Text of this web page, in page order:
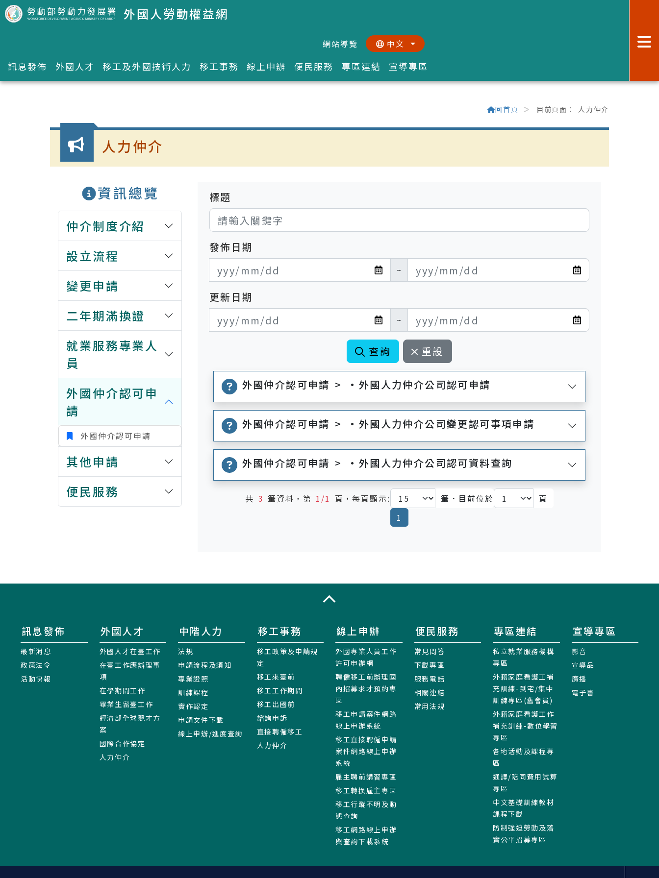
跳到主要內容區塊 外國人勞動權益網
:::網站導覽 中文
訊息發佈 外國人才 移工及外國技術人力 移工事務 線上申辦 便民服務 專區連結 宣導專區
回首頁 目前頁面： 人力仲介
人力仲介
資訊總覽
仲介制度介紹
設立流程
變更申請
二年期滿換證
就業服務專業人
員
外國仲介認可申
請
外國仲介認可申請
其他申請
便民服務
標題
發佈日期
發布日期開始
~
發布日期結束
更新日期
更新日期開始
~
更新日期結束
查詢 重設
外國仲介認可申請 > •外國人力仲介公司認可申請
外國仲介認可申請 > •外國人力仲介公司變更認可事項申請
外國仲介認可申請 > •外國人力仲介公司認可資料查詢
共 3筆資料，第 1/1 頁，每頁顯示: 筆．目前位於
頁
1
訊息發佈
最新消息
政策法令
活動快報
外國人才
外國人才在臺工作
在臺工作應辦理事
項
在學期間工作
畢業生留臺工作
經濟部全球競才方
案
國際合作協定
人力仲介
中階人力
法規
申請流程及須知
專業證照
訓練課程
實作認定
申請文件下載
線上申辦/進度查詢
移工事務
移工政策及申請規
定
移工來臺前
移工工作期間
移工出國前
諮詢申訴
直接聘僱移工
人力仲介
線上申辦
外國專業人員工作
許可申辦網
聘僱移工前辦理國
內招募求才預約專
區
移工申請案件網路
線上申辦系統
移工直接聘僱申請
案件網路線上申辦
系統
雇主聘前講習專區
移工轉換雇主專區
移工行蹤不明及動
態查詢
移工網路線上申辦
與查詢下載系統
便民服務
常見問答
下載專區
服務電話
相關連結
常用法規
專區連結
私立就業服務機構
專區
外籍家庭看護工補
充訓練-到宅/集中
訓練專區(舊會員)
外籍家庭看護工作
補充訓練-數位學習
專區
各地活動及課程專
區
通譯/陪同費用試算
專區
中文基礎訓練教材
課程下載
防制強迫勞動及落
實公平招募專區
宣導專區
影音
宣導品
廣播
電子書